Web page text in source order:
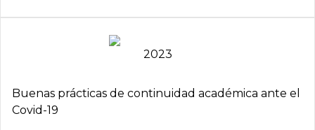
2023
Buenas prácticas de continuidad académica ante el
Covid-19